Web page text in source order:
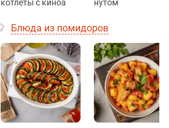
котлеты с киноа
нутом
Блюда из помидоров